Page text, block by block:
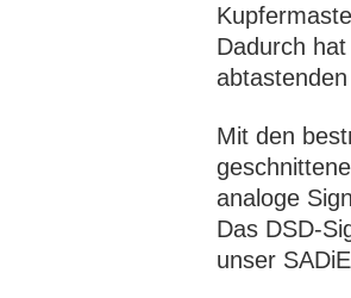
Dadurch
Mit den
analoge
Das DSD-
unser